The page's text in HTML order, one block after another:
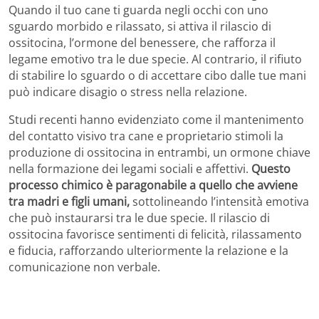
Quando il tuo cane ti guarda negli occhi con uno
sguardo morbido e rilassato, si attiva il rilascio di
ossitocina, l’ormone del benessere, che rafforza il
legame emotivo tra le due specie. Al contrario, il rifiuto
di stabilire lo sguardo o di accettare cibo dalle tue mani
può indicare disagio o stress nella relazione.
Studi recenti hanno evidenziato come il mantenimento
del contatto visivo tra cane e proprietario stimoli la
produzione di ossitocina in entrambi, un ormone chiave
nella formazione dei legami sociali e affettivi. Questo
processo chimico è paragonabile a quello che avviene
tra madri e figli umani,sottolineando l’intensità emotiva
che può instaurarsi tra le due specie. Il rilascio di
ossitocina favorisce sentimenti di felicità, rilassamento
e fiducia, rafforzando ulteriormente la relazione e la
comunicazione non verbale.